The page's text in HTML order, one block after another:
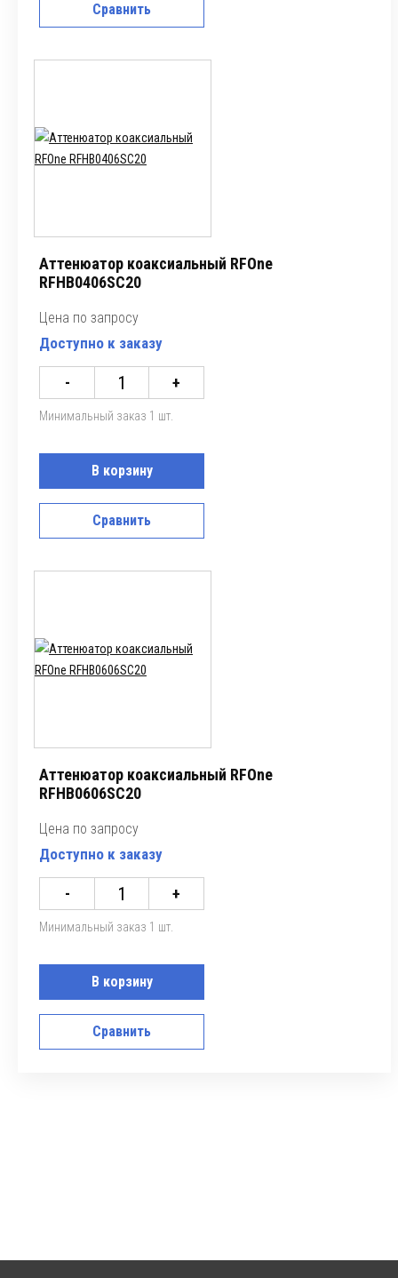
Сравнить
Аттенюатор коаксиальный RFOne
RFHB0406SC20
Цена по запросу
Доступно к заказу
- +
Минимальный заказ 1 шт.
В корзину
Сравнить
Аттенюатор коаксиальный RFOne
RFHB0606SC20
Цена по запросу
Доступно к заказу
- +
Минимальный заказ 1 шт.
В корзину
Сравнить